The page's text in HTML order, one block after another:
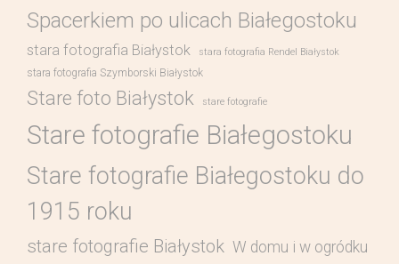
Spacerkiem po ulicach Białegostoku
stara fotografia Białystok stara fotografia Rendel Białystok
stara fotografia Szymborski Białystok
Stare foto Białystok stare fotografie
Stare fotografie Białegostoku
Stare fotografie Białegostoku do
1915 roku
stare fotografie Białystok W domu i w ogródku